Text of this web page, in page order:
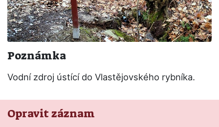
Poznámka
Vodní zdroj ústící do Vlastějovského rybníka.
Opravit záznam